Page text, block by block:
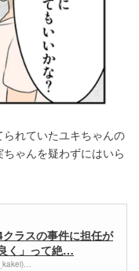
れていたユキちゃんの
ゃんを疑わずにはいら
クラスの事件に担任が
く」って絶…